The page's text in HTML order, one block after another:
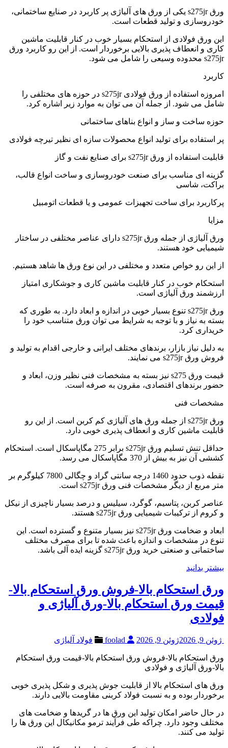
ورق s275jr یکی از ورق های آلیاژی پر کاربرد در صنایع ساختمانی،
خودروسازی و تولید قطعات است.
این ورق فولادی از استحکام بسیار خوب در کنار قابلیت ماشین
کاری و انعطاف پذیری بالایی برخوردار است. از این رو کاربرد ورق
s275jr محدوده وسیعی را شامل می شود.
کاربرد
امروزه استفاده از ورق فولادی s275jr در حوزه های مختلفی را
شامل می شود. از جمله آن می توان به موارد زیر اشاره کرد.
حوزه ساخت و ساز و انواع بناهای ساختمانی
پر استفاده برای تولید انواع محصولات سازه ای نظیر تیرچه فولادی
قابلیت استفاده از ورق s275jr برای صنایع نفت و گاز
گزینه ای مناسب برای صنعت خودروسازی و ساخت انواع قالب،
براکت، شاسی
پرکاربرد برای ساخت تجهیزات عمومی و یا قطعات اتومبیل
مزایا
ورق آلیاژی از جمله ورق s275jr دارای عناصر مختلفی در ساختار
شیمیایی خود هستند.
از این رو خواص متعدد و مختلفی در این نوع ورق ها شاهد هستیم.
استحکام خوب در کنار قابلیت ماشین کاری و جوشکاری امتیاز
ارزشمند ورق آلیاژی است.
ورق s275jr تنوع بسیار خوبی در اندازه و ابعاد دارد. به طوری که
بسته به نیاز و با توجه به شرایط می توان ورق متناسب خود را
خریداری کرد.
به دلیل نیاز بازار، برندهای مختلف ایرانی و خارجی اقدام به تولید و
فروش ورق s275jr می نمایند.
قیمت ورق s275 نیز بسته به مشخصات فنی نظیر وزن، ابعاد و
حضور برندهای اقتصادی، مقرون به صرفه است.
مشخصات فنی
ورق s275jr از جمله ورق های آلیاژی کم کربن است. از این رو
قابلیت ماشین کاری و انعطاف پذیری خوبی دارد.
حداقل تنش تسلیم ورق s275jr برابر 275 مگاپاسکال است. استحکام
کششی آن نیز به بیش از 370 مگاپاسکال می رسد.
نقطه ذوب حدود 1460 درجه سانتی گراد و چگالی 7800 کیلوگرم بر
متر مربع از دیگر مشخصات فنی ورق s275jr است.
عناصر کربن، پتاسیم، گوگرد، سیلیس و درصد بسیار ناچیزی از نیکل
و کروم از ترکیبات شیمیایی ورق s275jr هستند.
ابعاد و ضخامت ورق s275jr نیز بسیار متنوع و گسترده است. این
تنوع در مشخصات و اندازه باعث شده تا برای مصرف مختلف
ساختمانی و صنعتی خرید ورق s275jr گزینه ایده آلی باشد.
بیشتر بدانید
ورق استحکام بالا-فروش ورق استحکام بالا-
قیمت ورق استحکام بالا-ورق آلیاژی و
فولادی
ژوئن 9, 2026 ژوئن 9, 2026 فولاد آلیاژی
ورق استحکام بالا-فروش ورق استحکام بالا-قیمت ورق استحکام
بالا-ورق آلیاژی و فولادی
ورق های استحکام بالا از قابلیت جوش پذیری و شکل پذیری خوبی
برخوردار بوده و به نسبت فولاد کربنی مقاومت بالایی دارند.
در حال حاضر امکان تولید این ورق ها در گریدها و ضخامت های
مختلف وجود دارد. چراکه طی فرآیند ترمو مکانیکال این ورق ها را
تولید می کنند.